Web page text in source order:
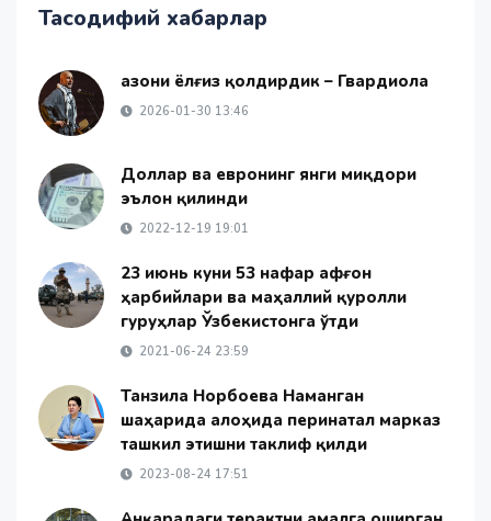
Тасодифий хабарлар
Ғазони ёлғиз қолдирдик – Гвардиола
2026-01-30 13:46
Доллар ва евронинг янги миқдори
эълон қилинди
2022-12-19 19:01
23 июнь куни 53 нафар афғон
ҳарбийлари ва маҳаллий қуролли
гуруҳлар Ўзбекистонга ўтди
2021-06-24 23:59
Танзила Норбоева Наманган
шаҳарида алоҳида перинатал марказ
ташкил этишни таклиф қилди
2023-08-24 17:51